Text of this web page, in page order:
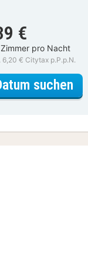
€
pro Nacht
6,20 € Citytax p.P.p.N.
suchen